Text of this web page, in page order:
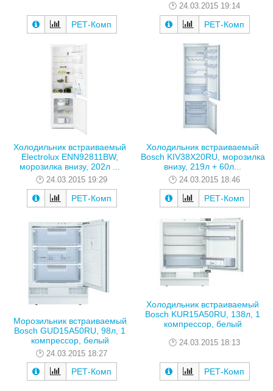
РЕТ-Комп
24.03.2015 19:14
РЕТ-Комп
Холодильник встраиваемый
Electrolux ENN92811BW,
морозилка внизу, 202л ...
24.03.2015 19:29
РЕТ-Комп
Холодильник встраиваемый
Bosch KIV38X20RU, морозилка
внизу, 219л + 60л...
24.03.2015 18:46
РЕТ-Комп
Морозильник встраиваемый
Bosch GUD15A50RU, 98л, 1
компрессор, белый
24.03.2015 18:27
РЕТ-Комп
Холодильник встраиваемый
Bosch KUR15A50RU, 138л, 1
компрессор, белый
24.03.2015 18:13
РЕТ-Комп